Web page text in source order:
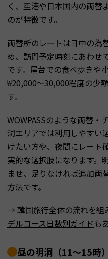
く、空港や日本国内の両替
のが特徴です。
両替所のレートは日中の為
め、訪問予定時刻にあわせ
です。屋台での食べ歩きや
₩20,000〜30,000程度の少
す。
WOWPASSのような両替・
洞エリアでは利用しやすい
けたい方や、夜間にレート
実的な選択肢になります。
ませ、足りなければ追加両
方法です。
→ 韓国旅行全体の流れを組
デルコース日数別ガイドも
昼の明洞（11〜15時